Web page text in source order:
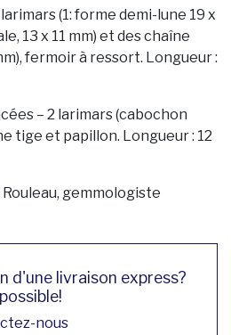
(1: forme demi-lune 19 x
13 x 11 mm) et des chaîne
fermoir à ressort. Longueur :
– 2 larimars (cabochon
tige et papillon. Longueur : 12
gemmologiste
d'une livraison express?
nous